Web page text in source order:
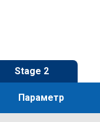
Stage 2
Параметр